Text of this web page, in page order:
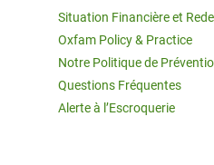
Situation Financière et
Oxfam Policy & Practice
Notre Politique de
Questions Fréquentes
Alerte à l’Escroquerie